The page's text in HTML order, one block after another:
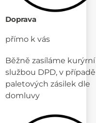
Doprava
přímo k vás
Běžně zasíláme kurýrní
službou DPD, v případě
paletových zásilek dle
domluvy